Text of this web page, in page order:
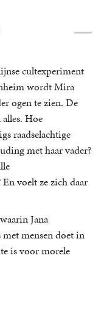
cultexperiment
wordt Mira
ogen te zien. De
Hoe
raadselachtige
met haar vader?
voelt ze zich daar
Jana
mensen doet in
is voor morele